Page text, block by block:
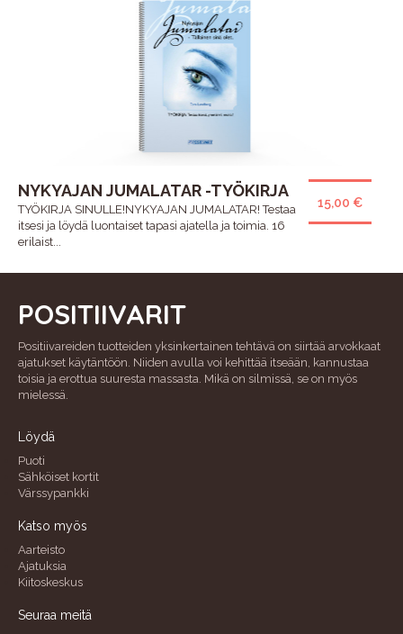
15,00 €
NYKYAJAN JUMALATAR -TYÖKIRJA
TYÖKIRJA SINULLE!NYKYAJAN JUMALATAR! Testaa
itsesi ja löydä luontaiset tapasi ajatella ja toimia. 16
erilaist...
POSITIIVARIT
Positiivareiden tuotteiden yksinkertainen tehtävä on siirtää arvokkaat
ajatukset käytäntöön. Niiden avulla voi kehittää itseään, kannustaa
toisia ja erottua suuresta massasta. Mikä on silmissä, se on myös
mielessä.
Löydä
Puoti
Sähköiset kortit
Värssypankki
Katso myös
Aarteisto
Ajatuksia
Kiitoskeskus
Seuraa meitä